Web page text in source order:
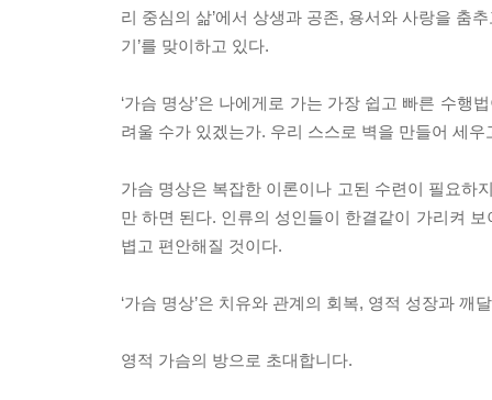
리 중심의 삶’에서 상생과 공존, 용서와 사랑을 춤
기’를 맞이하고 있다.
‘가슴 명상’은 나에게로 가는 가장 쉽고 빠른 수행
려울 수가 있겠는가. 우리 스스로 벽을 만들어 세우
가슴 명상은 복잡한 이론이나 고된 수련이 필요하
만 하면 된다. 인류의 성인들이 한결같이 가리켜
볍고 편안해질 것이다.
‘가슴 명상’은 치유와 관계의 회복, 영적 성장과 깨
영적 가슴의 방으로 초대합니다.